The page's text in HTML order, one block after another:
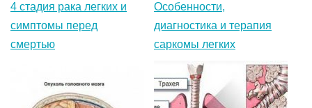
4 стадия рака легких и
симптомы перед
смертью
Особенности,
диагностика и терапия
саркомы легких